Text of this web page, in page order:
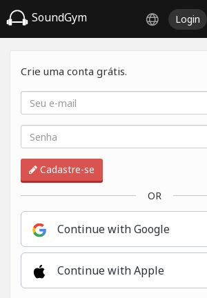
SoundGym Login
Crie uma conta grátis.
Cadastre-se
OR
Continue with Google
Continue with Apple